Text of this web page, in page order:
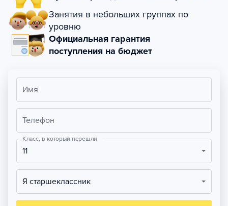
Занятия в небольших группах по
уровню
Официальная гарантия
поступления на бюджет
Имя
Телефон
Класс, в который перешли
11
Я старшеклассник